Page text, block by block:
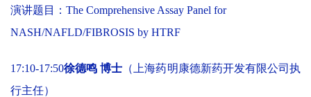
演讲题目： The Comprehensive Assay Panel for
NASH/NAFLD/FIBROSIS by HTRF
17:10-17:50徐德鸣 博士 （上海药明康德新药开发有限公司执
行主任）